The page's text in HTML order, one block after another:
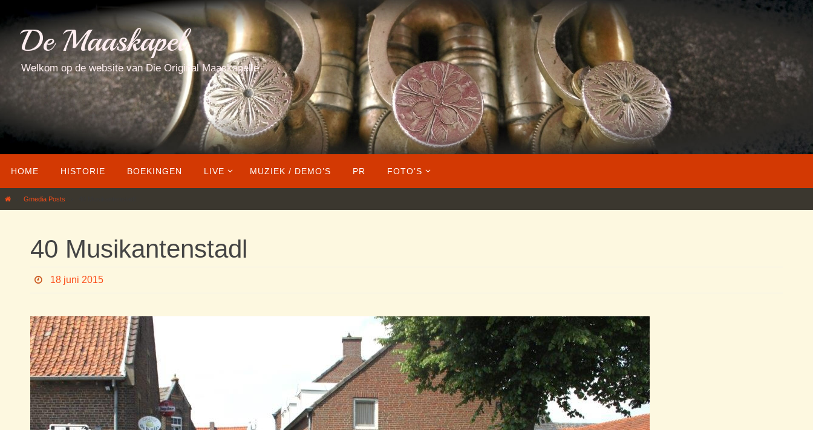
inhoudDe Maaskapel
Welkom op de website van Die Original Maaskapelle
naar
de
HOME HISTORIE BOEKINGEN LIVE MUZIEK / DEMO’S PR FOTO’S
HomeGmedia Posts
40 Musikantenstadl
18 juni 2015